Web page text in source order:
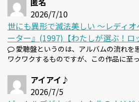
2026/7/10
世にも異形で滅法美しい 〜レディ
ーター』(1997)【わたしが選ぶ！ロ
愛聴盤というのは、アルバムの流れを
ワクワクするものですが、この作品に至
アイアイ♪
2026/7/5